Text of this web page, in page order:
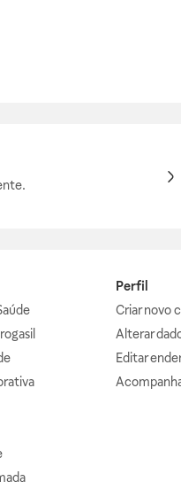
Perfil
Criar novo
Alterar
Editar